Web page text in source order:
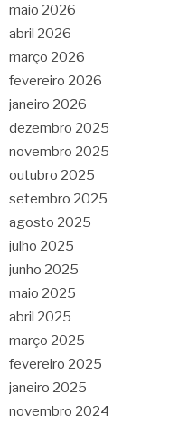
maio 2026
abril 2026
março 2026
fevereiro 2026
janeiro 2026
dezembro 2025
novembro 2025
outubro 2025
setembro 2025
agosto 2025
julho 2025
junho 2025
maio 2025
abril 2025
março 2025
fevereiro 2025
janeiro 2025
novembro 2024